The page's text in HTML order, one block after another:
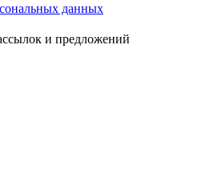
данных
и предложений